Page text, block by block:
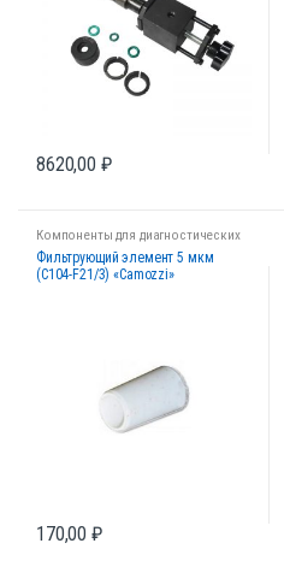
8620,00 ₽
Компоненты для диагностических
стендов
Фильтрующий элемент 5 мкм
(C104-F21/3) «Camozzi»
170,00₽